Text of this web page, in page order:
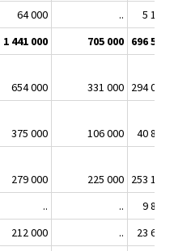
64 000 ..
5 114
1 441 000 705 000 696 552
654 000 331 000 294 011
375 000 106 000
40 885
279 000 225 000 253 126
.. ..
9 870
212 000 ..
23 696